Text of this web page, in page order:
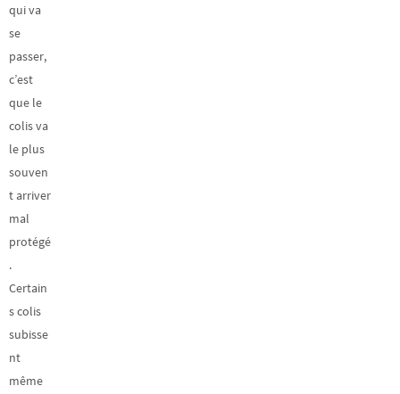
qui va
se
passer,
c’est
que le
colis va
le plus
souven
t arriver
mal
protégé
.
Certain
s colis
subisse
nt
même